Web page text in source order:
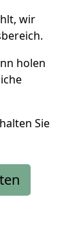
wir
holen
Sie